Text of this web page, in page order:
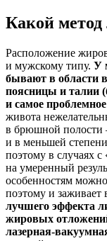
Какой метод
Расположение
и мужскому типу. У
бывают в области
поясницы и талии
и самое
живота
в брюшной
и в меньшей
поэтому в случаях
на умеренный
особенностям
поэтому и заживает
лучшего эффекта
жировых
лазерная-